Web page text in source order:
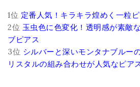
1位 定番人気！キラキラ煌めく一粒
2位 玉虫色に色変化！透明感が素敵
ブピアス
3位 シルバーと深いモンタナブルー
リスタルの組み合わせが人気なピア